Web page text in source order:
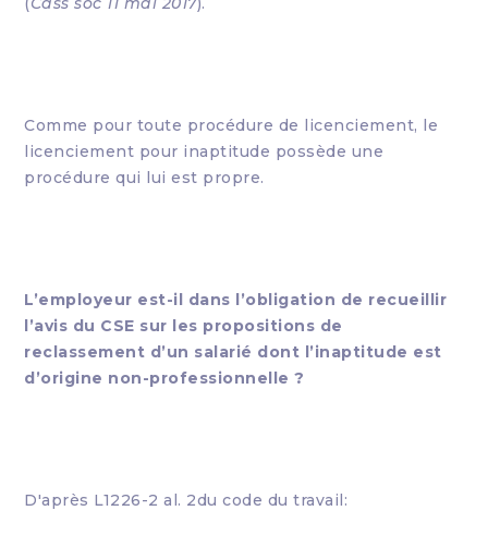
Comme pour toute procédure de licenciement, le
licenciement pour inaptitude possède une
procédure qui lui est propre.
L’employeur est-il dans l’obligation de recueillir
l’avis du CSE sur les propositions de
reclassement d’un salarié dont l’inaptitude est
d’origine non-professionnelle ?
D'après L1226-2 al. 2du code du travail: